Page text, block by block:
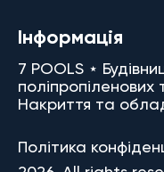
Інформація
7 POOLS ⋆
поліпропіленових
Накриття та
Політика